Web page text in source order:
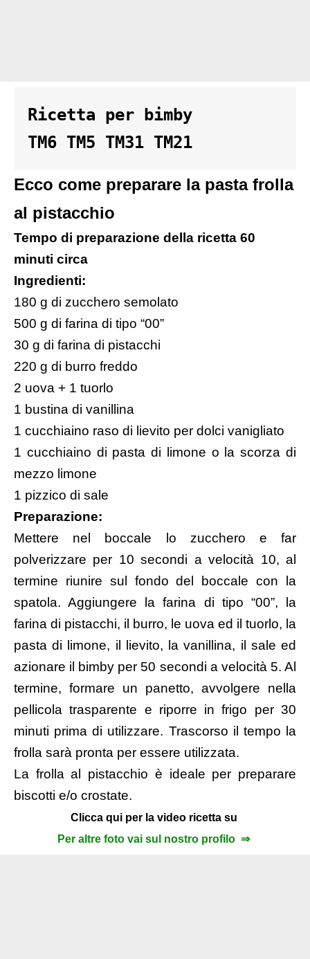
Ricetta per bimby
TM6 TM5 TM31 TM21
Ecco come preparare la pasta frolla
al pistacchio
Tempo di preparazione della ricetta 60
minuti circa
Ingredienti:
180 g di zucchero semolato
500 g di farina di tipo “00”
30 g di farina di pistacchi
220 g di burro freddo
2 uova + 1 tuorlo
1 bustina di vanillina
1 cucchiaino raso di lievito per dolci vanigliato
1 cucchiaino di pasta di limone o la scorza di
mezzo limone
1 pizzico di sale
Preparazione:
Mettere nel boccale lo zucchero e far
polverizzare per 10 secondi a velocità 10, al
termine riunire sul fondo del boccale con la
spatola. Aggiungere la farina di tipo “00”, la
farina di pistacchi, il burro, le uova ed il tuorlo, la
pasta di limone, il lievito, la vanillina, il sale ed
azionare il bimby per 50 secondi a velocità 5. Al
termine, formare un panetto, avvolgere nella
pellicola trasparente e riporre in frigo per 30
minuti prima di utilizzare. Trascorso il tempo la
frolla sarà pronta per essere utilizzata.
La frolla al pistacchio è ideale per preparare
biscotti e/o crostate.
Clicca qui per la video ricetta su
Per altre foto vai sul nostro profilo ⇒